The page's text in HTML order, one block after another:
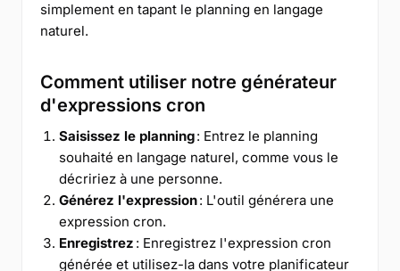
simplement en tapant le planning en langage
naturel.
Comment utiliser notre générateur
d'expressions cron
Saisissez le planning: Entrez le planning
souhaité en langage naturel, comme vous le
décririez à une personne.
Générez l'expression: L'outil générera une
expression cron.
Enregistrez : Enregistrez l'expression cron
générée et utilisez-la dans votre planificateur